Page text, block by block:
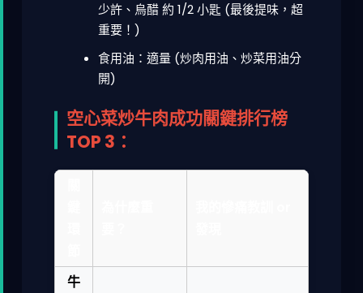
少許、烏醋 約 1/2 小匙 (最後提味，超
重要！)
食用油：適量 (炒肉用油、炒菜用油分
開)
空心菜炒牛肉成功關鍵排行榜
TOP 3：
牛